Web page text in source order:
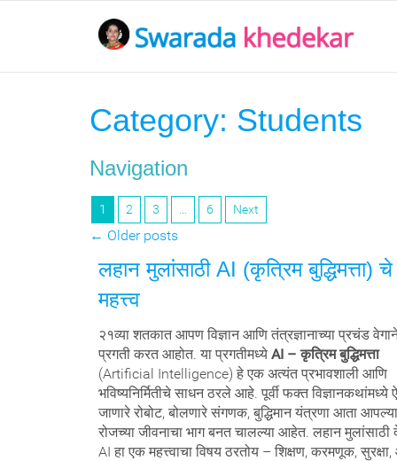
Category: Students
Navigation
1 2 3 6 Next
← Older posts
लहान मुलांसाठी AI (कृत्रिम बुद्धिमत्ता) चे
महत्त्व
२१व्या शतकात आपण विज्ञान आणि तंत्रज्ञानाच्या प्रचंड
प्रगती करत आहोत. या प्रगतीमध्ये AI – कृत्रिम बुद्धिमत्ता
(Artificial Intelligence) हे एक अत्यंत प्रभावशाली आणि
भविष्यनिर्मितीचे साधन ठरले आहे. पूर्वी फक्त
जाणारे रोबोट, बोलणारे संगणक, बुद्धिमान यंत्रणा आता आपल्या
रोजच्या जीवनाचा भाग बनत चालल्या आहेत. लहान मुलांसाठी
AI हा एक महत्त्वाचा विषय ठरतोय – शिक्षण, करमणूक,